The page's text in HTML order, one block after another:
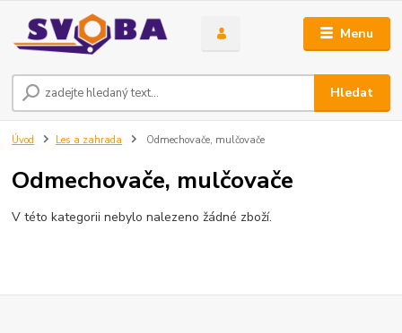
Menu
Hledat
Úvod Les a zahrada Odmechovače, mulčovače
Odmechovače, mulčovače
V této kategorii nebylo nalezeno žádné zboží.